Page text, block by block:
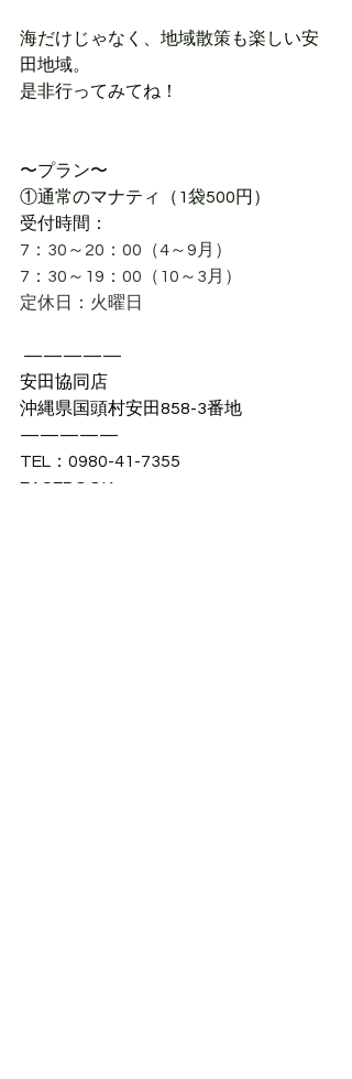
海だけじゃなく、地域散策も楽しい安
田地域。
是非行ってみてね！
〜プラン〜
①通常のマナティ（1袋500円）
受付時間：
7：30～20：00（4～9月）
7：30～19：00（10～3月）
定休日：火曜日
—————
安田協同店
沖縄県国頭村安田858-3番地
—————
TEL： 0980-41-7355
FACEBOOK：